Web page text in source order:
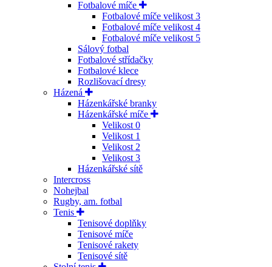
Fotbalové míče
Fotbalové míče velikost 3
Fotbalové míče velikost 4
Fotbalové míče velikost 5
Sálový fotbal
Fotbalové střídačky
Fotbalové klece
Rozlišovací dresy
Házená
Házenkářské branky
Házenkářské míče
Velikost 0
Velikost 1
Velikost 2
Velikost 3
Házenkářské sítě
Intercross
Nohejbal
Rugby, am. fotbal
Tenis
Tenisové doplňky
Tenisové míče
Tenisové rakety
Tenisové sítě